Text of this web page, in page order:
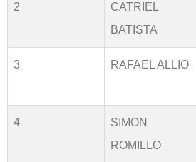
2
CATRIEL
BATISTA
3 RAFAEL ALLIO
4
SIMON
ROMILLO